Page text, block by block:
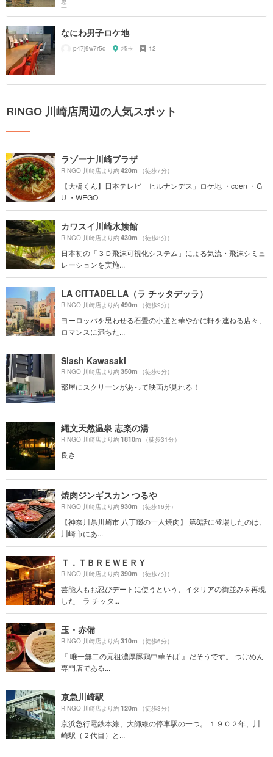
なにわ男子ロケ地
p47j9w7r5d 埼玉 12
RINGO 川崎店周辺の人気スポット
ラゾーナ川崎プラザ
RINGO 川崎店より約420m （徒歩7分）
【大橋くん】日本テレビ「ヒルナンデス」ロケ地 ・coen ・G
U ・WEGO
カワスイ川崎水族館
RINGO 川崎店より約430m （徒歩8分）
日本初の「３Ｄ飛沫可視化システム」による気流・飛沫シミュ
レーションを実施...
LA CITTADELLA（ラ チッタデッラ）
RINGO 川崎店より約490m （徒歩9分）
ヨーロッパを思わせる石畳の小道と華やかに軒を連ねる店々、
ロマンスに満ちた...
Slash Kawasaki
RINGO 川崎店より約350m （徒歩6分）
部屋にスクリーンがあって映画が見れる！
縄文天然温泉 志楽の湯
RINGO 川崎店より約1810m （徒歩31分）
良き
焼肉ジンギスカン つるや
RINGO 川崎店より約930m （徒歩16分）
【神奈川県川崎市 八丁畷の一人焼肉】 第8話に登場したのは、
川崎市にあ...
Ｔ．ＴＢＲＥＷＥＲＹ
RINGO 川崎店より約390m （徒歩7分）
芸能人もお忍びデートに使うという、イタリアの街並みを再現
した「ラ チッタ...
玉・赤備
RINGO 川崎店より約310m （徒歩6分）
『 唯一無二の元祖濃厚豚鶏中華そば 』だそうです。 つけめん
専門店である...
京急川崎駅
RINGO 川崎店より約120m （徒歩3分）
京浜急行電鉄本線、大師線の停車駅の一つ。 １９０２年、川
崎駅（２代目）と...